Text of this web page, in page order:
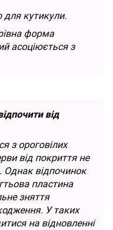
кутикули.
форма
асоціюється з
від
з ороговілих
від покриття не
Однак відпочинок
пластина
зняття
У таких
на відновленні